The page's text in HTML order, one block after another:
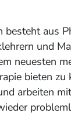
besteht aus
und
neuesten
bieten
arbeiten